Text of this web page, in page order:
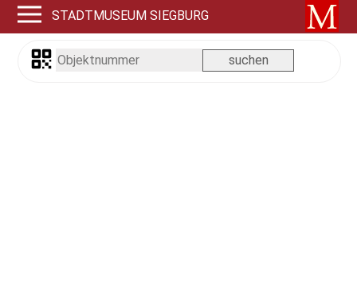
STADTMUSEUM SIEGBURG